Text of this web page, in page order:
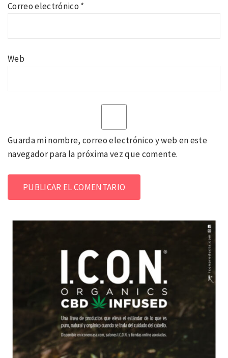
Correo electrónico *
Web
Guarda mi nombre, correo electrónico y web en este
navegador para la próxima vez que comente.